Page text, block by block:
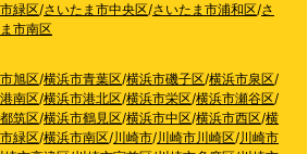
緑区/さいたま市中央区/さいたま市浦和区/さ
市南区
旭区/横浜市青葉区/横浜市磯子区/横浜市泉区/
南区/横浜市港北区/横浜市栄区/横浜市瀬谷区/
筑区/横浜市鶴見区/横浜市中区/横浜市西区/横
緑区/横浜市南区/川崎市/川崎市川崎区/川崎市